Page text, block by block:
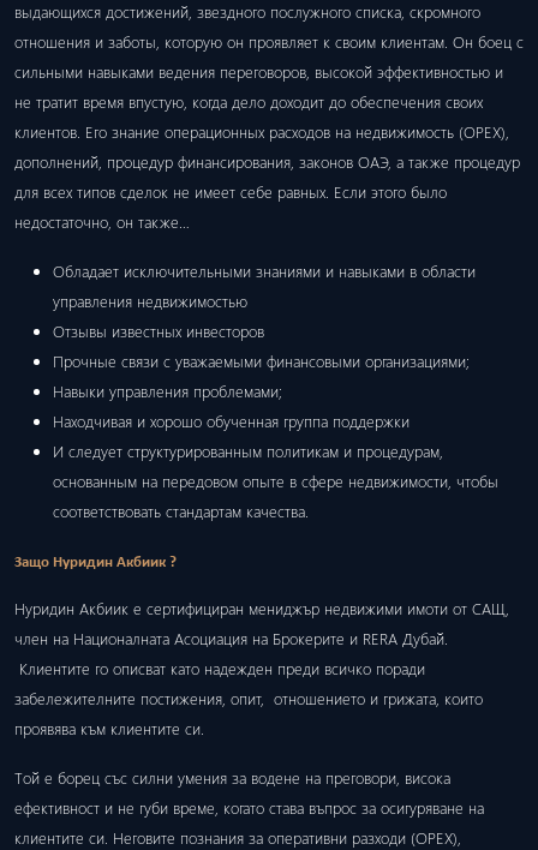
выдающихся достижений, звездного послужного списка, скромного
отношения и заботы, которую он проявляет к своим клиентам. Он боец ​​с
сильными навыками ведения переговоров, высокой эффективностью и
не тратит время впустую, когда дело доходит до обеспечения своих
клиентов. Его знание операционных расходов на недвижимость (OPEX),
дополнений, процедур финансирования, законов ОАЭ, а также процедур
для всех типов сделок не имеет себе равных. Если этого было
недостаточно, он также…
Обладает исключительными знаниями и навыками в области
управления недвижимостью
Отзывы известных инвесторов
Прочные связи с уважаемыми финансовыми организациями;
Навыки управления проблемами;
Находчивая и хорошо обученная группа поддержки
И следует структурированным политикам и процедурам,
основанным на передовом опыте в сфере недвижимости, чтобы
соответствовать стандартам качества.
Защо Нуридин Акбиик ?
Нуридин Акбиик е сертифициран мениджър недвижими имоти от САЩ,
член на Националната Асоциация на Брокерите и RERA Дубай.
Клиентите го описват като надежден преди всичко поради
забележителните постижения, опит, отношението и грижата, които
проявява към клиентите си.
Той е борец със силни умения за водене на преговори, висока
ефективност и не губи време, когато става въпрос за осигуряване на
клиентите си. Неговите познания за оперативни разходи (ОРЕХ),